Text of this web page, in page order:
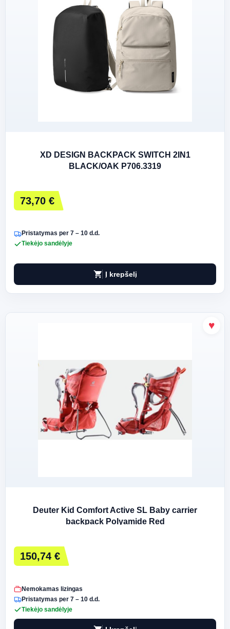
XD DESIGN BACKPACK SWITCH 2IN1
BLACK/OAK P706.3319
73,70 €
Pristatymas per 7 – 10 d.d.
Tiekėjo sandėlyje
shopping_cart Į krepšelį
Deuter Kid Comfort Active SL Baby carrier
backpack Polyamide Red
150,74 €
Nemokamas lizingas
Pristatymas per 7 – 10 d.d.
Tiekėjo sandėlyje